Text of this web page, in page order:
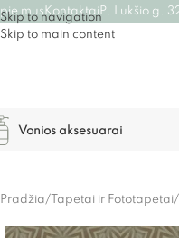
Skip to navigation
Skip to main content
mus Kontaktai P. Lukšio g.
Vonios aksesuarai
Pradžia/ Tapetai ir Fototapetai/